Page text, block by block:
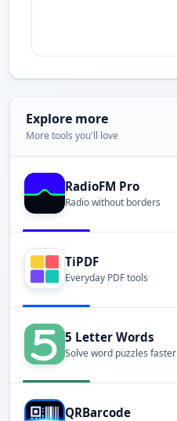
Explore more
More tools you'll love
RadioFM Pro
Radio without borders
TiPDF
Everyday PDF tools
5 Letter Words
Solve word puzzles faster
QRBarcode